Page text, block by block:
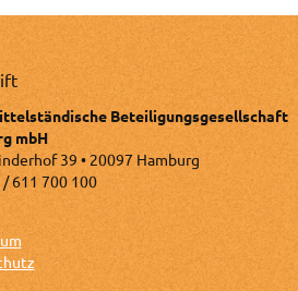
Beteiligungsgesellschaft
mbH
39 • 20097 Hamburg
/ 611 700 100